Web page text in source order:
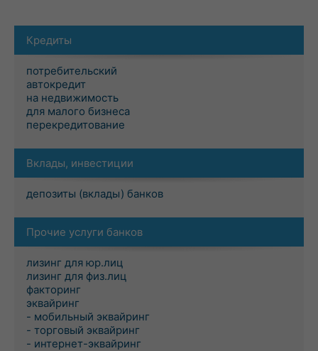
Кредиты
потребительский
автокредит
на недвижимость
для малого бизнеса
перекредитование
Вклады, инвестиции
депозиты (вклады) банков
Прочие услуги банков
лизинг для юр.лиц
лизинг для физ.лиц
факторинг
эквайринг
- мобильный эквайринг
- торговый эквайринг
- интернет-эквайринг